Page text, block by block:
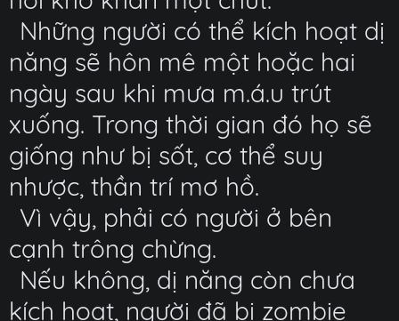
Những người có thể kích hoạt dị
năng sẽ hôn mê một hoặc hai
ngày sau khi mưa m.á.u trút
xuống. Trong thời gian đó họ sẽ
giống như bị sốt, cơ thể suy
nhược, thần trí mơ hồ.
Vì vậy, phải có người ở bên
cạnh trông chừng.
Nếu không, dị năng còn chưa
kích hoạt, người đã bị zombie